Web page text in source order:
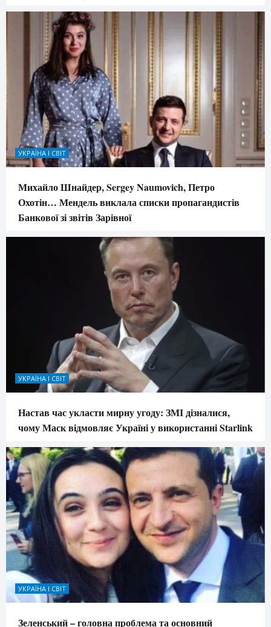
УКРАЇНА І СВІТ
Михайло Шнайдер, Sergey Naumovich, Петро
Охотін… Мендель виклала списки пропагандистів
Банкової зі звітів Зарівної
УКРАЇНА І СВІТ
Настав час укласти мирну угоду: ЗМІ дізналися,
чому Маск відмовляє Україні у використанні Starlink
УКРАЇНА І СВІТ
Зеленський – головна проблема та основний